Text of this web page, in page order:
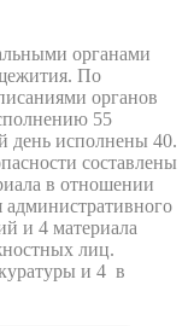
органами
По
органов
55
день исполнены 40.
составлены
в отношении
и 4 материала
лиц.
и 4 в